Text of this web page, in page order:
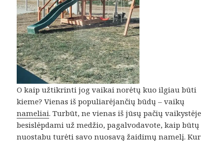
O kaip užtikrinti jog vaikai norėtų kuo ilgiau būti
kieme? Vienas iš populiarėjančių būdų – vaikų
nameliai. Turbūt, ne vienas iš jūsų pačių vaikystėje
besislėpdami už medžio, pagalvodavote, kaip būtų
nuostabu turėti savo nuosavą žaidimų namelį. Kur